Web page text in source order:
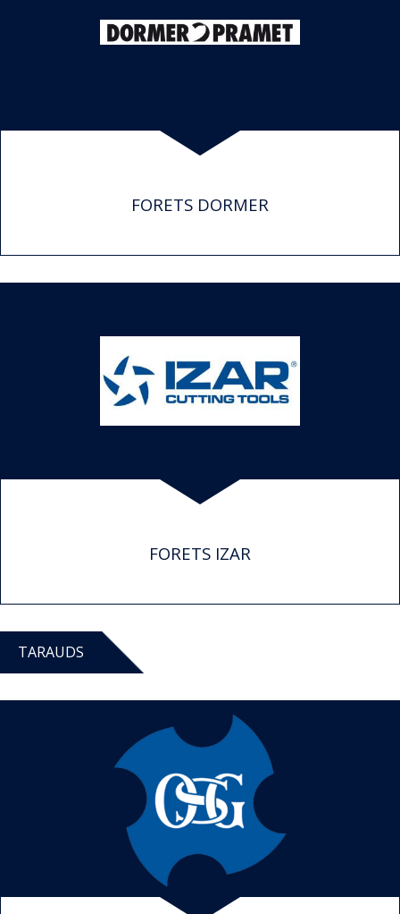
FORETS DORMER
FORETS IZAR
TARAUDS